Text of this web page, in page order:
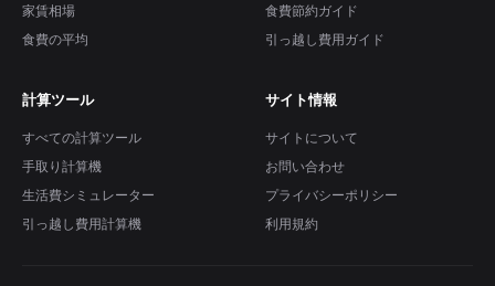
家賃相場
食費の平均
食費節約ガイド
引っ越し費用ガイド
計算ツール
すべての計算ツール
手取り計算機
生活費シミュレーター
引っ越し費用計算機
サイト情報
サイトについて
お問い合わせ
プライバシーポリシー
利用規約